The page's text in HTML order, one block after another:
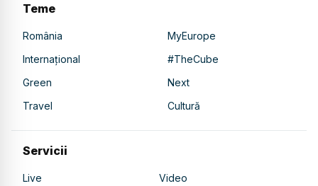
Teme
România
MyEurope
Internațional
#TheCube
Green
Next
Travel
Cultură
Servicii
Live
Video